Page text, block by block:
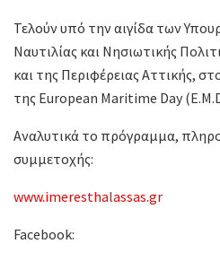
Τελούν υπό την αιγίδα των
Ναυτιλίας και Νησιωτικής
και της Περιφέρειας Αττικής,
της European Maritime Day
Αναλυτικά το πρόγραμμα,
συμμετοχής:
www.imeresthalassas.gr
Facebook: